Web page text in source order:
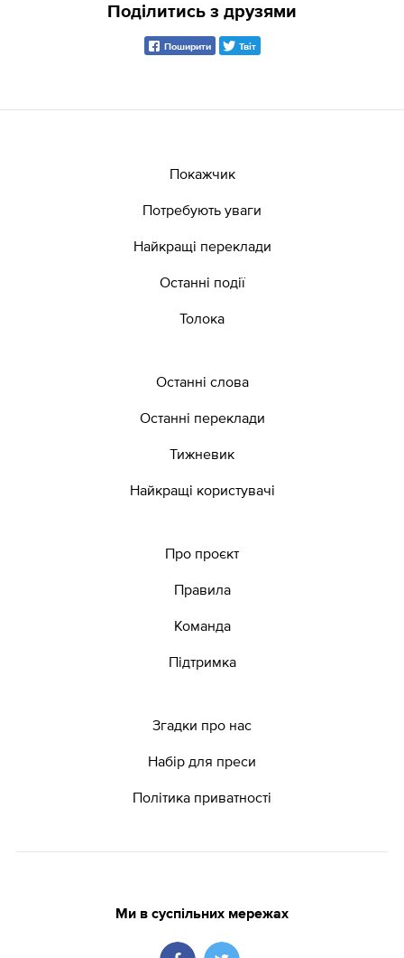
Поділитись з друзями
Поширити Твіт
Покажчик
Потребують уваги
Найкращі переклади
Останні події
Толока
Останні слова
Останні переклади
Тижневик
Найкращі користувачі
Про проєкт
Правила
Команда
Підтримка
Згадки про нас
Набір для преси
Політика приватності
Ми в суспільних мережах